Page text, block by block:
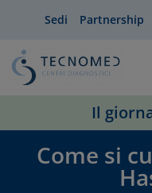
Sedi Partnership
Il
Come si